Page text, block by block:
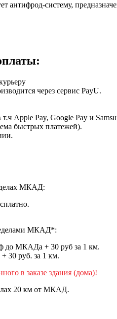
антифрод-систему,
через сервис PayU.
Apple Pay, Google Pay и
быстрых платежей).
МКАД:
МКАД*:
до МКАДа + 30 руб за 1 км.
30 руб. за 1 км.
в заказе здания (дома)!
20 км от МКАД.